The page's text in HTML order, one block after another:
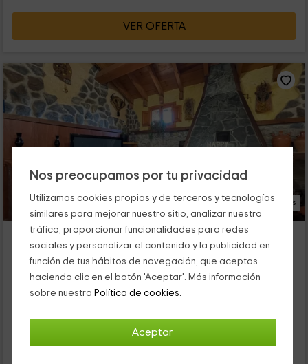
Nos preocupamos por tu privacidad
Utilizamos cookies propias y de terceros y tecnologías
similares para mejorar nuestro sitio, analizar nuestro
tráfico, proporcionar funcionalidades para redes
sociales y personalizar el contenido y la publicidad en
función de tus hábitos de navegación, que aceptas
haciendo clic en el botón 'Aceptar'. Más información
sobre nuestra Política de cookies.
Aceptar
VER OFERTA
20 Fotos
Casa Obis
Alojamiento ubicado a 5.3km de Velilla Del Rio Carrion
Muñeca De La Peña, Palencia
6 personas
2 baños